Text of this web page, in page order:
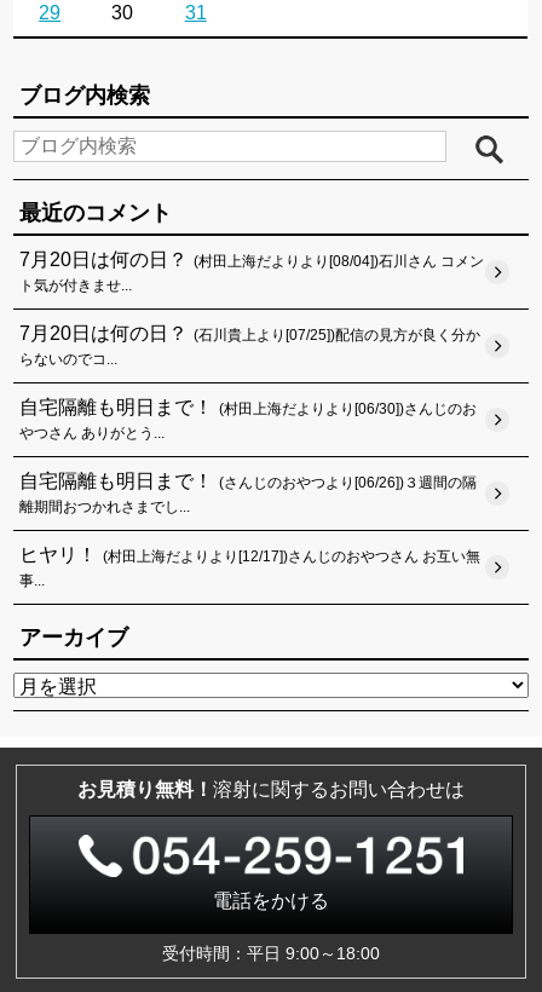
29 30 31
ブログ内検索
最近のコメント
7月20日は何の日？
(村田上海だよりより[08/04])石川さん コメン
ト気が付きませ...
7月20日は何の日？
(石川貴上より[07/25])配信の見方が良く分か
らないのでコ...
自宅隔離も明日まで！
(村田上海だよりより[06/30])さんじのお
やつさん ありがとう...
自宅隔離も明日まで！
(さんじのおやつより[06/26])３週間の隔
離期間おつかれさまでし...
ヒヤリ！
(村田上海だよりより[12/17])さんじのおやつさん お互い無
事...
アーカイブ
お見積り無料！ 溶射に関するお問い合わせは
電話をかける
受付時間：平日 9:00～18:00